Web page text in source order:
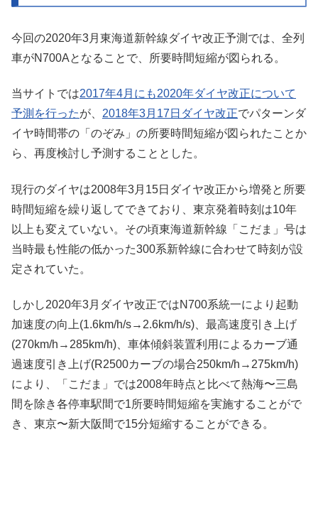
今回の2020年3月東海道新幹線ダイヤ改正予測では、全列
車がN700Aとなることで、所要時間短縮が図られる。
当サイトでは2017年4月にも2020年ダイヤ改正について
予測を行ったが、 2018年3月17日ダイヤ改正でパターンダ
イヤ時間帯の「のぞみ」の所要時間短縮が図られたことか
ら、再度検討し予測することとした。
現行のダイヤは2008年3月15日ダイヤ改正から増発と所要
時間短縮を繰り返してできており、東京発着時刻は10年
以上も変えていない。その頃東海道新幹線「こだま」号は
当時最も性能の低かった300系新幹線に合わせて時刻が設
定されていた。
しかし2020年3月ダイヤ改正ではN700系統一により起動
加速度の向上(1.6km/h/s→2.6km/h/s)、最高速度引き上げ
(270km/h→285km/h)、車体傾斜装置利用によるカーブ通
過速度引き上げ(R2500カーブの場合250km/h→275km/h)
により、「こだま」では2008年時点と比べて熱海〜三島
間を除き各停車駅間で1所要時間短縮を実施することがで
き、東京〜新大阪間で15分短縮することができる。